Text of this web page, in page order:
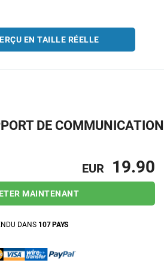
EN TAILLE RÉELLE
DE COMMUNICATION
EUR 19.90
MAINTENANT
DANS 107 PAYS